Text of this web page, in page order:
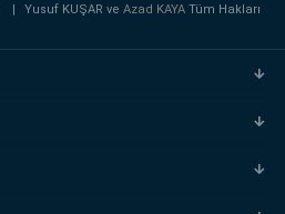
| Yusuf KUŞAR veAzad KAYATüm Hakları